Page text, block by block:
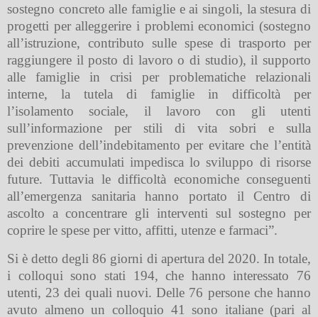
sostegno concreto alle famiglie e ai singoli, la stesura di
progetti per alleggerire i problemi economici (sostegno
all’istruzione, contributo sulle spese di trasporto per
raggiungere il posto di lavoro o di studio), il supporto
alle famiglie in crisi per problematiche relazionali
interne, la tutela di famiglie in difficoltà per
l’isolamento sociale, il lavoro con gli utenti
sull’informazione per stili di vita sobri e sulla
prevenzione dell’indebitamento per evitare che l’entità
dei debiti accumulati impedisca lo sviluppo di risorse
future.Tuttavia le difficoltà economiche conseguenti
all’emergenza sanitaria hanno portato il Centro di
ascolto a concentrare gli interventi sul sostegno per
coprire le spese per vitto, affitti, utenze e farmaci”.
Si è detto degli 86 giorni di apertura del 2020. In totale,
i colloqui sono stati 194, che hanno interessato 76
utenti, 23 dei quali nuovi. Delle 76 persone che hanno
avuto almeno un colloquio 41 sono italiane (pari al